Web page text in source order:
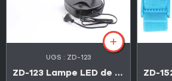
UGS : ZD-123
ZD-123 Lampe LED de table portable réglable avec loupe